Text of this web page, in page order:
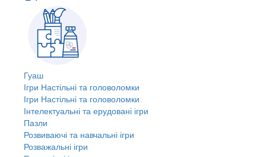
Гуаш
Ігри Настільні та головоломки
Ігри Настільні та головоломки
Інтелектуальні та ерудовані ігри
Пазли
Розвиваючі та навчальні ігри
Розважальні ігри